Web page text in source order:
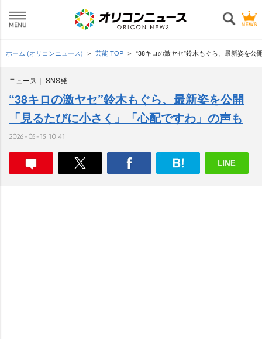
ホーム (オリコンニュース) 芸能 TOP “38キロの激ヤセ”鈴木もぐら、最新姿を
ニュース SNS発
“38キロの激ヤセ”鈴木もぐら、最新姿を公開
「見るたびに小さく」「心配ですわ」の声も
2026-05-15 10:41